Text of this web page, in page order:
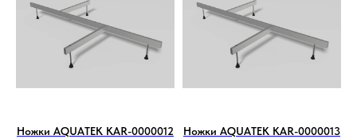
Ножки AQUATEK KAR-0000012
Ножки AQUATEK KAR-0000013